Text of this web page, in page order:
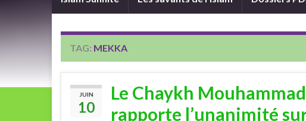
TAG: MEKKA
JUIN
10
Le Chaykh
rapporte l’unanimité